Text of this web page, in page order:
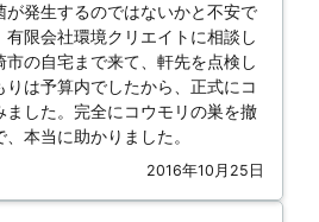
が発生するのではないかと不安で
限会社環境クリエイトに相談し
市の自宅まで来て、軒先を点検し
は予算内でしたから、正式にコ
ました。完全にコウモリの巣を撤
本当に助かりました。
2016年10月25日